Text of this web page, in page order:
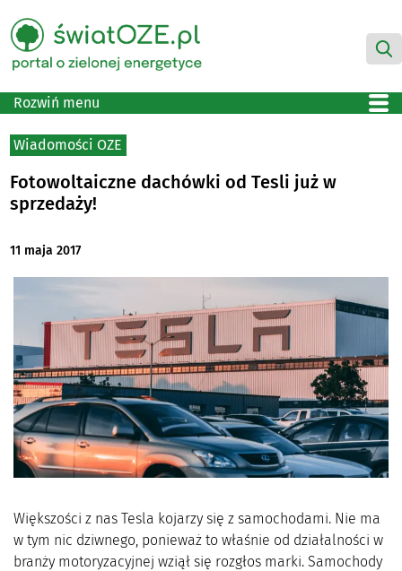
Rozwiń menu
Wiadomości OZE
Fotowoltaiczne dachówki od Tesli już w
sprzedaży!
11 maja 2017
Większości z nas Tesla kojarzy się z samochodami. Nie ma
w tym nic dziwnego, ponieważ to właśnie od działalności w
branży motoryzacyjnej wziął się rozgłos marki. Samochody